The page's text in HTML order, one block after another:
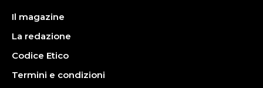
Il magazine
La redazione
Codice Etico
Termini e condizioni